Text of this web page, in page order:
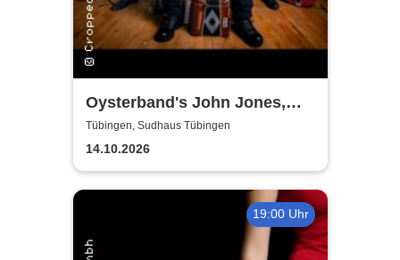
Oysterband's John Jones,
Ray Cooper & Al Scott - The
Song goes on Tour 2026
Tübingen, Sudhaus Tübingen
14.10.2026
19:00 Uhr